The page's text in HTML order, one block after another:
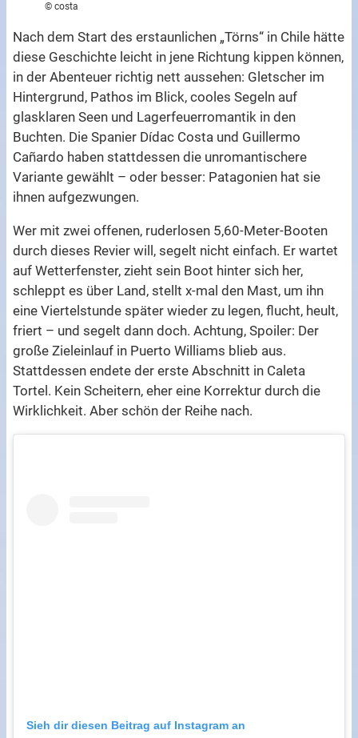
© costa
Nach dem Start des erstaunlichen „Törns“ in Chile hätte
diese Geschichte leicht in jene Richtung kippen können,
in der Abenteuer richtig nett aussehen: Gletscher im
Hintergrund, Pathos im Blick, cooles Segeln auf
glasklaren Seen und Lagerfeuerromantik in den
Buchten. Die Spanier Dídac Costa und Guillermo
Cañardo haben stattdessen die unromantischere
Variante gewählt – oder besser: Patagonien hat sie
ihnen aufgezwungen.
Wer mit zwei offenen, ruderlosen 5,60-Meter-Booten
durch dieses Revier will, segelt nicht einfach. Er wartet
auf Wetterfenster, zieht sein Boot hinter sich her,
schleppt es über Land, stellt x-mal den Mast, um ihn
eine Viertelstunde später wieder zu legen, flucht, heult,
friert – und segelt dann doch. Achtung, Spoiler: Der
große Zieleinlauf in Puerto Williams blieb aus.
Stattdessen endete der erste Abschnitt in Caleta
Tortel. Kein Scheitern, eher eine Korrektur durch die
Wirklichkeit. Aber schön der Reihe nach.
Sieh dir diesen Beitrag auf Instagram an